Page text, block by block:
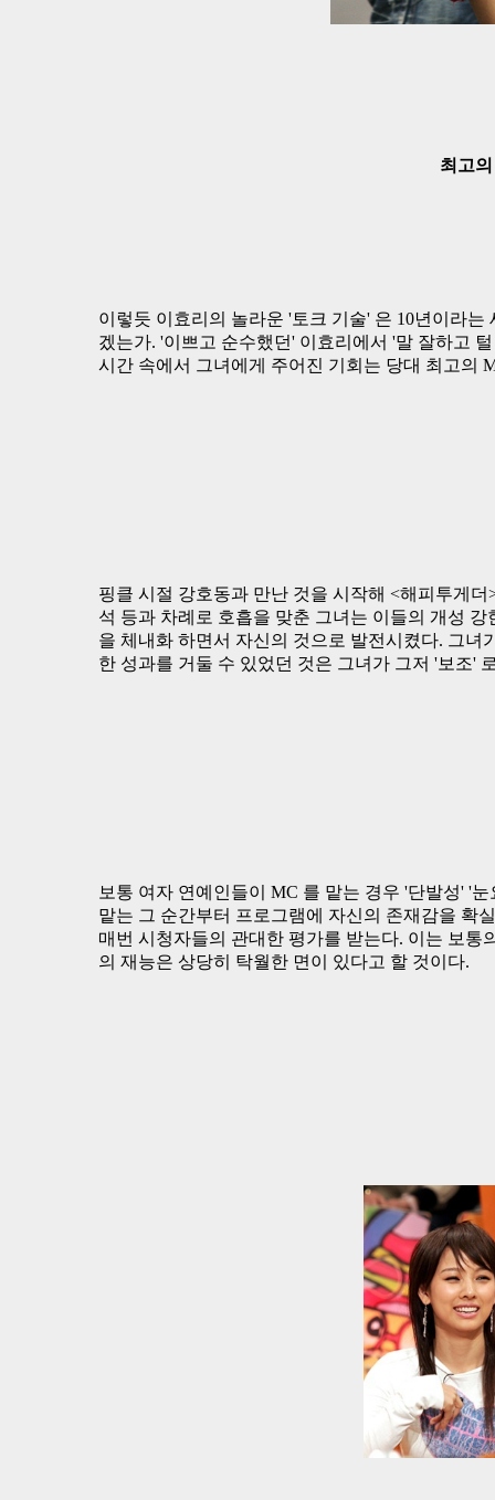
최고
이렇듯 이효리의 놀라운 '토크 기술' 은 10년이라
겠는가. '이쁘고 순수했던' 이효리에서 '말 잘하고
시간 속에서 그녀에게 주어진 기회는 당대 최고의
핑클 시절 강호동과 만난 것을 시작해 <해피투게
석 등과 차례로 호흡을 맞춘 그녀는 이들의 개성
을 체내화 하면서 자신의 것으로 발전시켰다. 그
한 성과를 거둘 수 있었던 것은 그녀가 그저 '보조'
보통 여자 연예인들이 MC 를 맡는 경우 '단발성' '
맡는 그 순간부터 프로그램에 자신의 존재감을 확
매번 시청자들의 관대한 평가를 받는다. 이는 보
의 재능은 상당히 탁월한 면이 있다고 할 것이다.